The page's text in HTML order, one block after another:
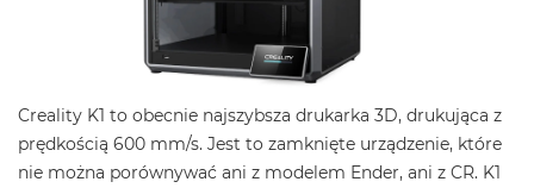
Creality K1 to obecnie najszybsza drukarka 3D, drukująca z
prędkością 600 mm/s. Jest to zamknięte urządzenie, które
nie można porównywać ani z modelem Ender, ani z CR. K1